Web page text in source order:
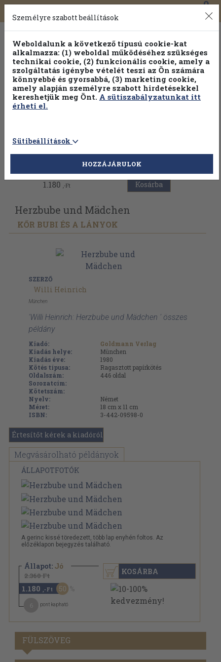
Toggle
navigation
0
Válogasson több mint 1.000.000 kiadványunk közül
100% kedvezménnyel!
Vissza az előző oldalra
1.180 ,-Ft Kosárba
Herzbube und Mädchen
KŐR BUBI ÉS A LÁNYOK
SZERZŐ
Willi Heinrich
München
'Willi Heinrich: Herzbube und Mädchen ' összes
példány
Kiadó:
Goldmann Verlag
Kiadás helye:
München
Kiadás éve:
1980
Kötés típusa:
Ragasztott papírkötés
Oldalszám:
446 oldal
Sorozatcím:
Kötetszám:
Nyelv:
Német
Méret:
18 cm x 11 cm
ISBN:
3-442-09598-0
Értesítőt kérek a kiadóról
Megvásárolható példányok
ÁLLAPOTFOTÓK
A gerinc kissé töredezett, több lap enyhén foltos. Az
előzéklapon bejegyzés található.
Állapot: Jó
2.360 Ft
1.180 ,-Ft 50
pont kapható
KOSÁRBA
FÜLSZÖVEG
Személyre szabott beállítások
Weboldalunk a következő típusú cookie-kat
alkalmazza: (1) weboldal működéséhez szükséges
technikai cookie, (2) funkcionális cookie, amely a
szolgáltatás igénybe vételét teszi az Ön számára
könnyebbé és gyorsabbá, (3) marketing cookie,
amely alapján személyre szabott hirdetésekkel
kereshetjük meg Önt. A sütiszabályzatunkat itt
érheti el.
Sütibeállítások
HOZZÁJÁRULOK